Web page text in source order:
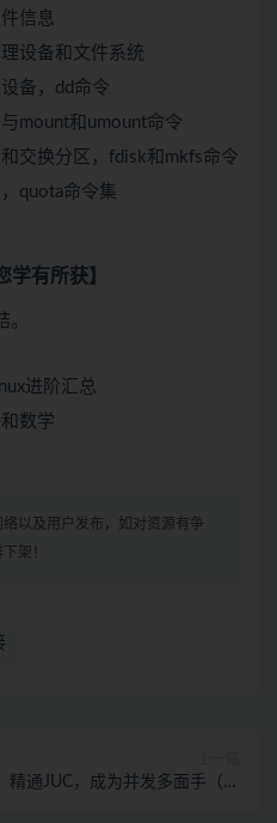
信息
设备和文件系统
备，dd命令
mount和umount命令
交换分区，fdisk和mkfs命令
quota命令集
学有所获】
进阶汇总
数学
以及用户发布，如对资源有争
架！
精通JUC，成为并发多面手（完